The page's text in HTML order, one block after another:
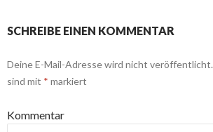
SCHREIBE EINEN KOMMENTAR
Deine E-Mail-Adresse wird nicht veröffentlicht.
sind mit * markiert
Kommentar